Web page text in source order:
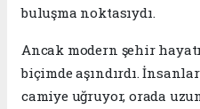
buluşma noktasıydı.
Ancak modern şehir
biçimde aşındırdı.
camiye uğruyor, orada